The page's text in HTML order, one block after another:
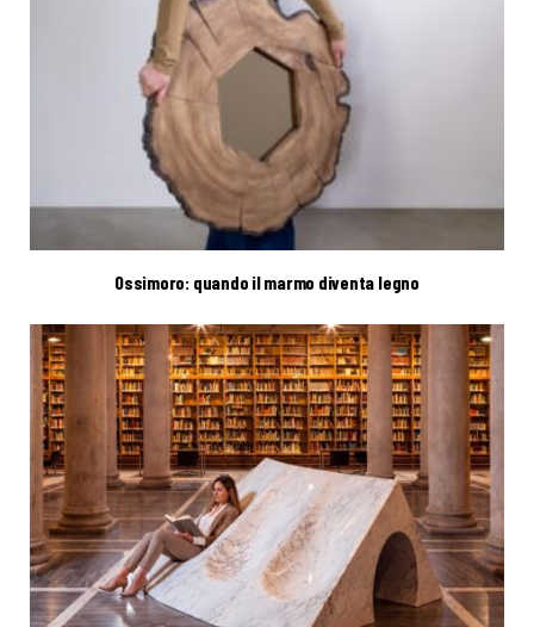
Ossimoro: quando il marmo diventa legno